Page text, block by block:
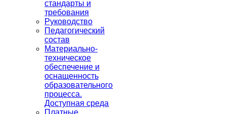
стандарты и
требования
Руководство
Педагогический
состав
Материально-
техническое
обеспечение и
оснащенность
образовательного
процесса.
Доступная среда
Платные